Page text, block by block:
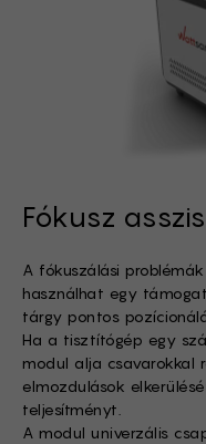
Fókusz
A fókuszálási
használhat egy
tárgy pontos
Ha a tisztítógép egy
modul alja csavarokkal
elmozdulások
teljesítményt.
A modul univerzális